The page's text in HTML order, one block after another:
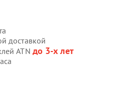
доставкой
ATN до 3-х лет